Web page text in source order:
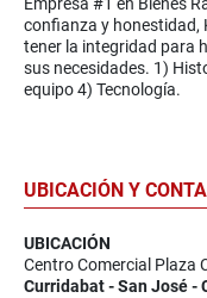
confianza y honestidad,
tener la integridad para
sus necesidades. 1)
equipo 4) Tecnología.
UBICACIÓN Y
UBICACIÓN
Centro Comercial Plaza
Curridabat - San José -